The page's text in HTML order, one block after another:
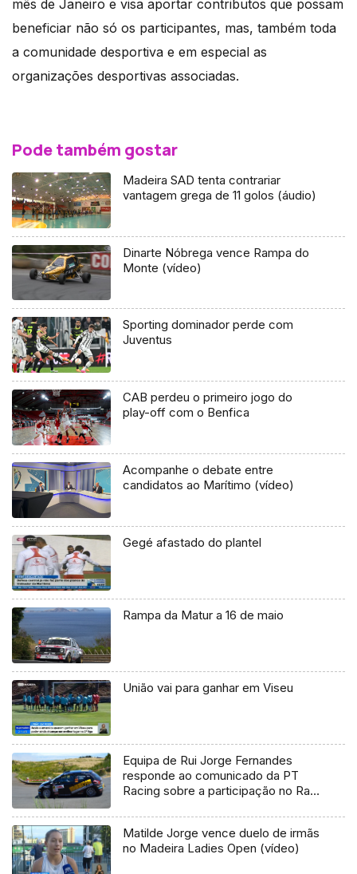
mês de Janeiro e visa aportar contributos que possam
beneficiar não só os participantes, mas, também toda
a comunidade desportiva e em especial as
organizações desportivas associadas.
Pode também gostar
Madeira SAD tenta contrariar
vantagem grega de 11 golos (áudio)
Dinarte Nóbrega vence Rampa do
Monte (vídeo)
Sporting dominador perde com
Juventus
CAB perdeu o primeiro jogo do
play-off com o Benfica
Acompanhe o debate entre
candidatos ao Marítimo (vídeo)
Gegé afastado do plantel
Rampa da Matur a 16 de maio
União vai para ganhar em Viseu
Equipa de Rui Jorge Fernandes
responde ao comunicado da PT
Racing sobre a participação no Rali
Matilde Jorge vence duelo de irmãs
no Madeira Ladies Open (vídeo)